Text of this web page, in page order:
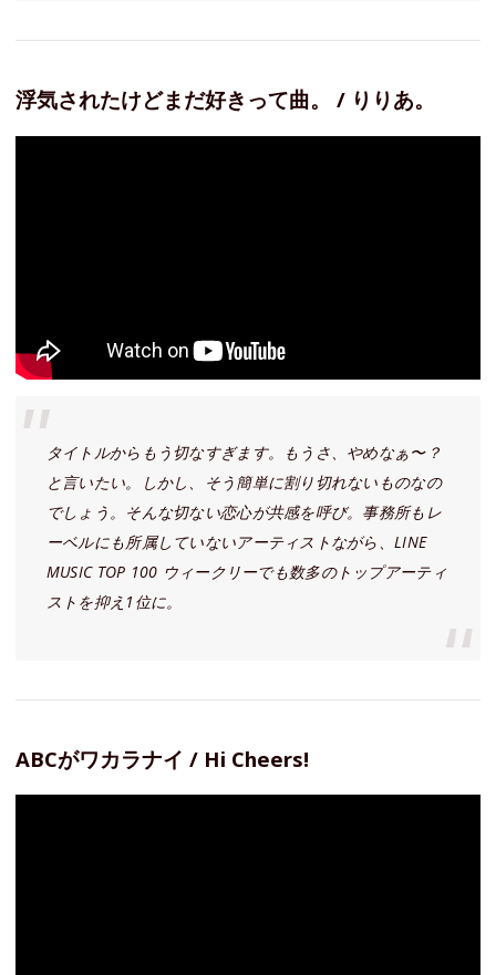
浮気されたけどまだ好きって曲。 / りりあ。
タイトルからもう切なすぎます。もうさ、やめなぁ〜？
と言いたい。しかし、そう簡単に割り切れないものなの
でしょう。そんな切ない恋心が共感を呼び。事務所もレ
ーベルにも所属していないアーティストながら、LINE
MUSIC TOP 100 ウィークリーでも数多のトップアーティ
ストを抑え1位に。
ABCがワカラナイ / Hi Cheers!